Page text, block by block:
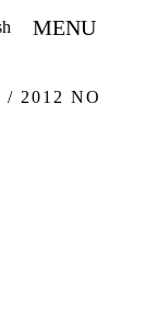
MENU
/ 2012 NO